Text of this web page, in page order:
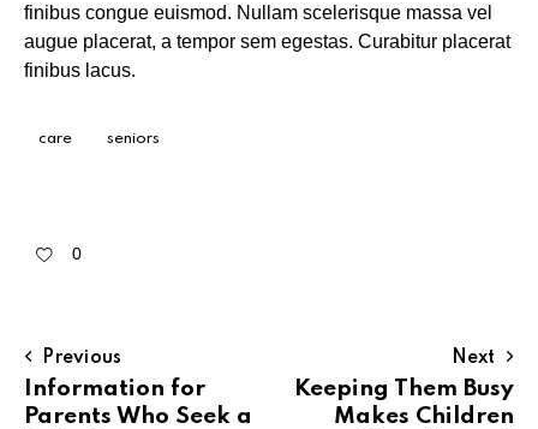
finibus congue euismod. Nullam scelerisque massa vel
augue placerat, a tempor sem egestas. Curabitur placerat
finibus lacus.
care seniors
0
Previous
Information for
Parents Who Seek a
Next
Keeping Them Busy
Makes Children